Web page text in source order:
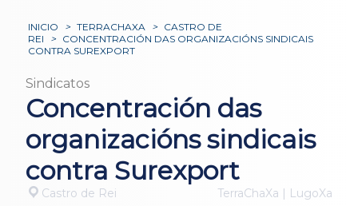
INICIO > TERRACHAXA > CASTRO DE
REI
> CONCENTRACIÓN DAS ORGANIZACIÓNS SINDICAIS
CONTRA SUREXPORT
Sindicatos
Concentración das
organizacións sindicais
contra Surexport
Castro de Rei TerraChaXa | LugoXa